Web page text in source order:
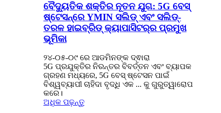
ବୈଦ୍ୟୁତିକ ଶକ୍ତିର ନୂତନ ଯୁଗ: 5G ବେସ୍
ଷ୍ଟେସନ୍‌ରେ YMIN ସଲିଡ୍ ଏବଂ ସଲିଡ୍-
ତରଳ ହାଇବ୍ରିଡ୍ କ୍ୟାପାସିଟର୍‌ର ପ୍ରମୁଖ
ଭୂମିକା
୨୪-୦୫-୦୯ ରେ ଆଡମିନଙ୍କ ଦ୍ଵାରା
5G ପ୍ରଯୁକ୍ତିର ନିରନ୍ତର ବିବର୍ତ୍ତନ ଏବଂ ବ୍ୟାପକ
ଗ୍ରହଣ ମଧ୍ୟରେ, 5G ବେସ୍ ଷ୍ଟେସନ ପାଇଁ
ବିଶ୍ୱବ୍ୟାପୀ ଚାହିଦା ବୃଦ୍ଧି ଏକ ... କୁ ଗୁରୁତ୍ୱାରୋପ
କରେ।
ଅଧିକ ପଢ଼ନ୍ତୁ